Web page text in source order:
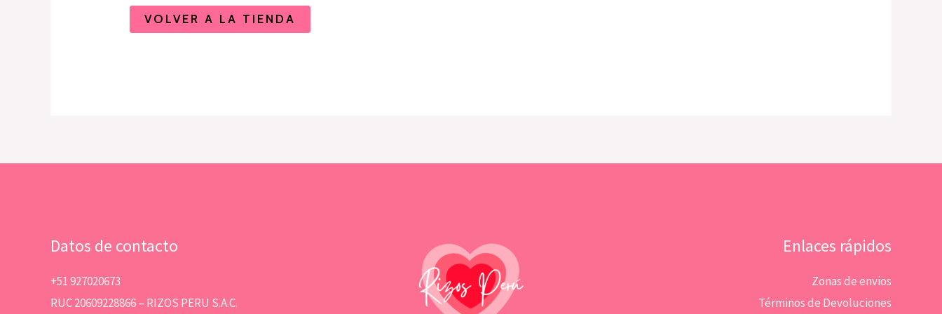
VOLVER A LA TIENDA
Datos de contacto
+51 927020673
RUC 20609228866 – RIZOS PERU S.A.C.
Enlaces rápidos
Zonas de envios
Términos de Devoluciones